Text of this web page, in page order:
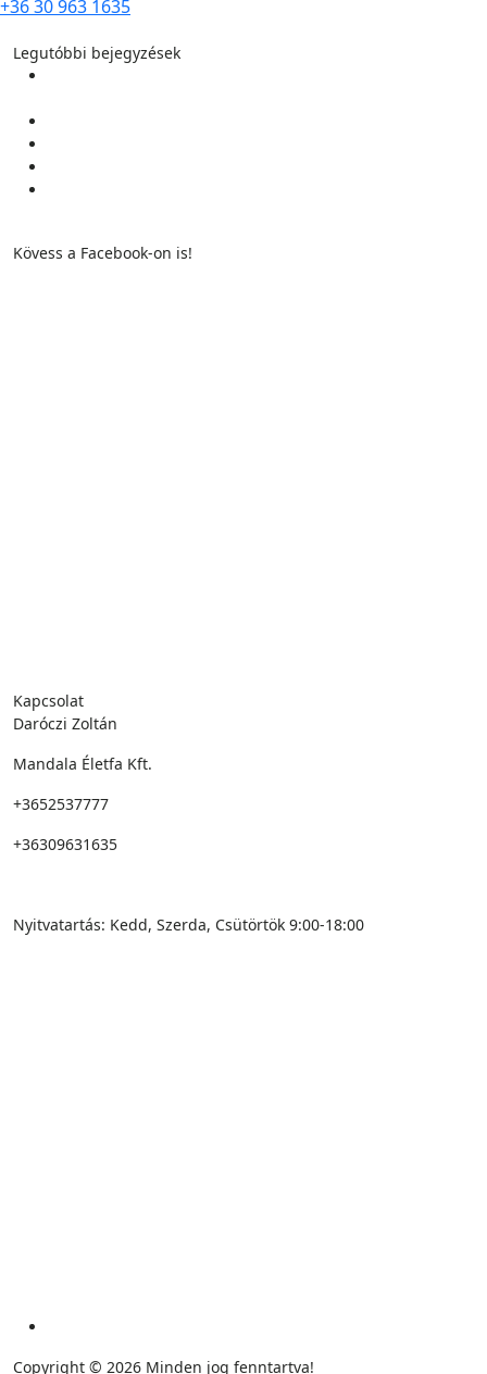
+36 30 963 1635
Legutóbbi bejegyzések
Kövess a Facebook-on is!
Kapcsolat
Daróczi Zoltán
Mandala Életfa Kft.
+3652537777
+36309631635
Nyitvatartás: Kedd, Szerda, Csütörtök 9:00-18:00
Copyright © 2026 Minden jog fenntartva!